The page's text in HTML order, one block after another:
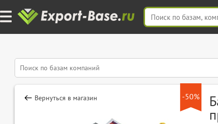
-50%
Вернуться в магазин